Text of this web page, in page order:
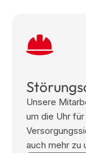
Unsere
um die Uhr
auch mehr zu